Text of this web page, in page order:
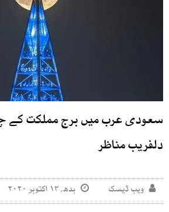
سعودی عرب میں برج مملکت کے
دلفریب مناظر
ویب ڈیسک بدھ, ۱۴ اکتوبر ۲۰۲۰